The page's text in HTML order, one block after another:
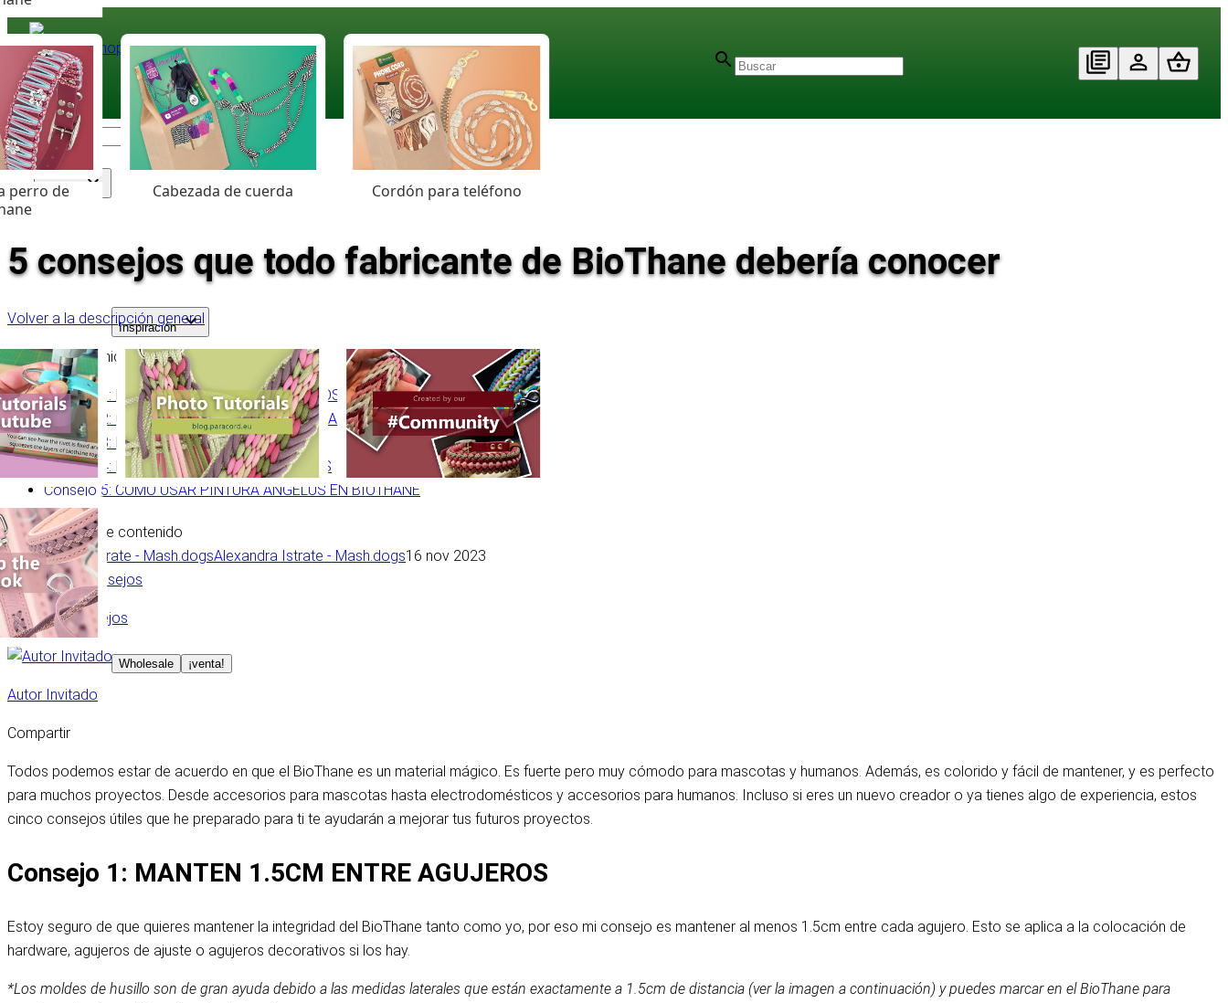
Paracord
Coloured Cord Paradise
Surtido
perro de
Cabezada de cuerda Cordón para teléfono
Inspiración
Wholesale ¡venta!
5 consejos que todo fabricante de BioThane debería conocer
Volver a la descripción general
Tabla de contenido
Consejo 1: MANTEN 1.5CM ENTRE AGUJEROS
Consejo 2: COLOCACIÓN DE HARDWARE Y CALIDAD
Consejo 3: PEGA TUS TORNILLOS
Consejo 4: LA PRENSA, MOLDES Y PUNCHES
Consejo 5: CÓMO USAR PINTURA ANGELUS EN BIOTHANE
Tabla de contenido
Alexandra Istrate - Mash.dogs16 nov 2023
Trucos & Consejos
Autor Invitado
Compartir
Todos podemos estar de acuerdo en que el BioThane es un material mágico. Es fuerte pero muy cómodo para mascotas y humanos. Además, es colorido y fácil de mantener, y es perfecto
para muchos proyectos. Desde accesorios para mascotas hasta electrodomésticos y accesorios para humanos. Incluso si eres un nuevo creador o ya tienes algo de experiencia, estos
cinco consejos útiles que he preparado para ti te ayudarán a mejorar tus futuros proyectos.
Consejo 1: MANTEN 1.5CM ENTRE AGUJEROS
Estoy seguro de que quieres mantener la integridad del BioThane tanto como yo, por eso mi consejo es mantener al menos 1.5cm entre cada agujero. Esto se aplica a la colocación de
hardware, agujeros de ajuste o agujeros decorativos si los hay.
*Los moldes de husillo son de gran ayuda debido a las medidas laterales que están exactamente a 1.5cm de distancia (ver la imagen a continuación) y puedes marcar en el BioThane para